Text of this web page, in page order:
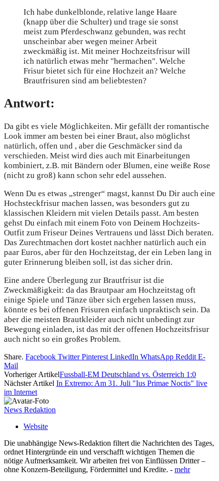
Ich habe dunkelblonde, relative lange Haare
(knapp über die Schulter) und trage sie sonst
meist zum Pferdeschwanz gebunden, was recht
unscheinbar aber wegen meiner Arbeit
zweckmäßig ist. Mit meiner Hochzeitsfrisur will
ich natürlich etwas mehr "hermachen". Welche
Frisur bietet sich für eine Hochzeit an? Welche
Brautfrisuren sind am beliebtesten?
Antwort:
Da gibt es viele Möglichkeiten. Mir gefällt der romantische
Look immer am besten bei einer Braut, also möglichst
natürlich, offen und , aber die Geschmäcker sind da
verschieden. Meist wird dies auch mit Einarbeitungen
kombiniert, z.B. mit Bändern oder Blumen, eine weiße Rose
(nicht zu groß) kann schon sehr edel aussehen.
Wenn Du es etwas „strenger“ magst, kannst Du Dir auch eine
Hochsteckfrisur machen lassen, was besonders gut zu
klassischen Kleidern mit vielen Details passt. Am besten
gehst Du einfach mit einem Foto von Deinem Hochzeits-
Outfit zum Friseur Deines Vertrauens und lässt Dich beraten.
Das Zurechtmachen dort kostet nachher natürlich auch ein
paar Euros, aber für den Hochzeitstag, der ein Leben lang in
guter Erinnerung bleiben soll, ist das sicher drin.
Eine andere Überlegung zur Brautfrisur ist die
Zweckmäßigkeit: da das Brautpaar am Hochzeitstag oft
einige Spiele und Tänze über sich ergehen lassen muss,
könnte es bei offenen Frisuren einfach unpraktisch sein. Da
aber die meisten Brautkleider auch nicht unbedingt zur
Bewegung einladen, ist das mit der offenen Hochzeitsfrisur
auch nicht so ein großes Problem.
Share. Facebook Twitter Pinterest LinkedIn WhatsApp Reddit E-
Mail
Vorheriger ArtikelFussball-EM Deutschland vs. Österreich 1:0
Nächster Artikel In Extremo: Am 31. Juli "Ius Primae Noctis" live
im Internet
News Redaktion
Website
Die unabhängige News-Redaktion filtert die Nachrichten des Tages,
ordnet Hintergründe ein und verschafft wichtigen Themen die
nötige Aufmerksamkeit. Wir arbeiten frei von Einflüssen Dritter –
ohne Konzern-Beteiligung, Fördermittel und Kredite. - mehr